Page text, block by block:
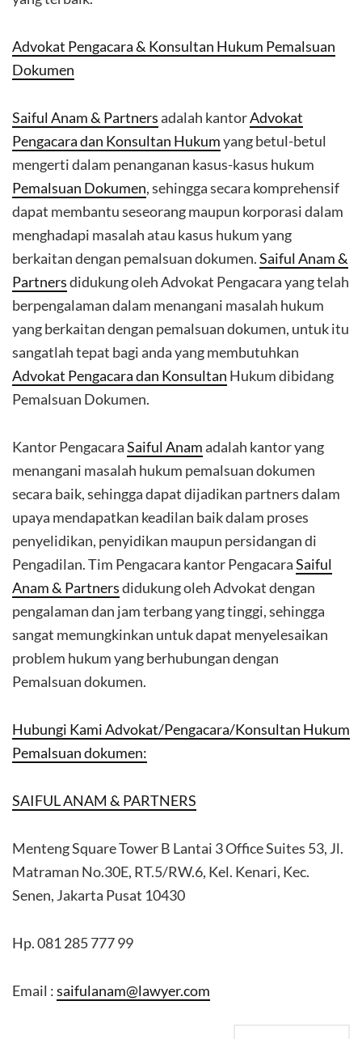
Advokat Pengacara & Konsultan Hukum Pemalsuan
Dokumen
Saiful Anam & Partnersadalah kantorAdvokat
Pengacara dan Konsultan Hukumyang betul-betul
mengerti dalam penanganan kasus-kasus hukum
Pemalsuan Dokumen, sehingga secara komprehensif
dapat membantu seseorang maupun korporasi dalam
menghadapi masalah atau kasus hukum yang
berkaitan dengan pemalsuan dokumen.Saiful Anam &
Partnersdidukung oleh Advokat Pengacara yang telah
berpengalaman dalam menangani masalah hukum
yang berkaitan dengan pemalsuan dokumen, untuk itu
sangatlah tepat bagi anda yang membutuhkan
Advokat Pengacara dan Konsultan Hukum dibidang
Pemalsuan Dokumen.
Kantor PengacaraSaiful Anamadalah kantor yang
menangani masalah hukum pemalsuan dokumen
secara baik, sehingga dapat dijadikan partners dalam
upaya mendapatkan keadilan baik dalam proses
penyelidikan, penyidikan maupun persidangan di
Pengadilan. Tim Pengacara kantor PengacaraSaiful
Anam & Partnersdidukung oleh Advokat dengan
pengalaman dan jam terbang yang tinggi, sehingga
sangat memungkinkan untuk dapat menyelesaikan
problem hukum yang berhubungan dengan
Pemalsuan dokumen.
Hubungi Kami Advokat/Pengacara/Konsultan Hukum
Pemalsuan dokumen:
SAIFUL ANAM & PARTNERS
Menteng Square Tower B Lantai 3 Office Suites 53, Jl.
Matraman No.30E, RT.5/RW.6, Kel. Kenari, Kec.
Senen, Jakarta Pusat 10430
Hp. 081 285 777 99
Email :saifulanam@lawyer.com